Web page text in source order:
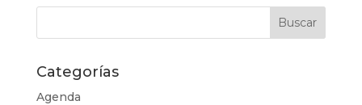
Categorías
Agenda